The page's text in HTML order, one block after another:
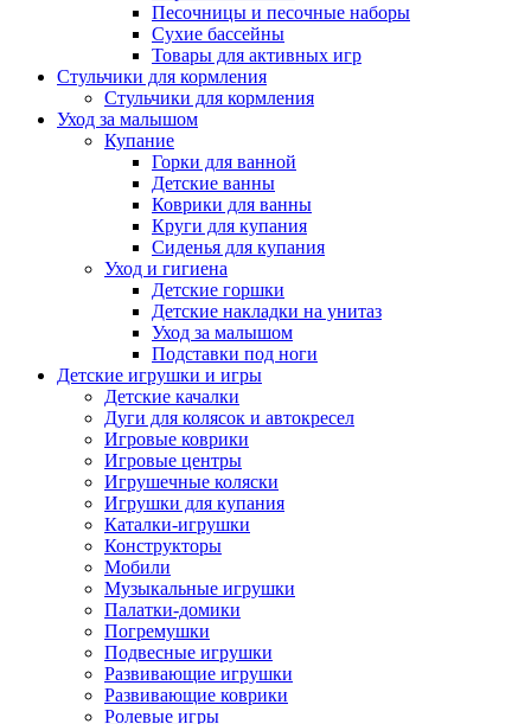
Песочницы и песочные наборы
Сухие бассейны
Товары для активных игр
Стульчики для кормления
Стульчики для кормления
Уход за малышом
Купание
Горки для ванной
Детские ванны
Коврики для ванны
Круги для купания
Сиденья для купания
Уход и гигиена
Детские горшки
Детские накладки на унитаз
Уход за малышом
Подставки под ноги
Детские игрушки и игры
Детские качалки
Дуги для колясок и автокресел
Игровые коврики
Игровые центры
Игрушечные коляски
Игрушки для купания
Каталки-игрушки
Конструкторы
Мобили
Музыкальные игрушки
Палатки-домики
Погремушки
Подвесные игрушки
Развивающие игрушки
Развивающие коврики
Ролевые игры